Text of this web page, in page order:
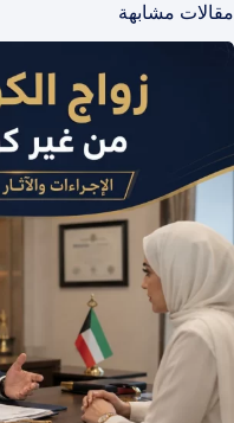
مقالات مشابهة